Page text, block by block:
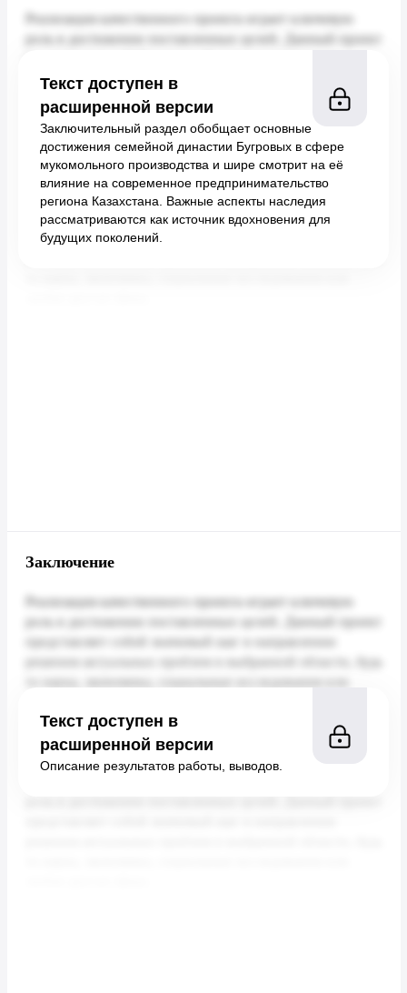
Текст доступен в
расширенной версии
Заключительный раздел обобщает основные
достижения семейной династии Бугровых в сфере
мукомольного производства и шире смотрит на её
влияние на современное предпринимательство
региона Казахстана. Важные аспекты наследия
рассматриваются как источник вдохновения для
будущих поколений.
Заключение
Текст доступен в
расширенной версии
Описание результатов работы, выводов.